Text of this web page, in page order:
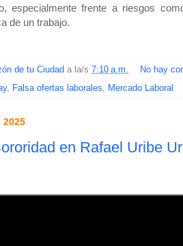
especialmente frente a riesgos
de un trabajo.
de tu Ciudad a la/s 7:10 a.m.
No hay
, Falsa ofertas laborales, Mercado Laboral
2025
en Rafael Uribe